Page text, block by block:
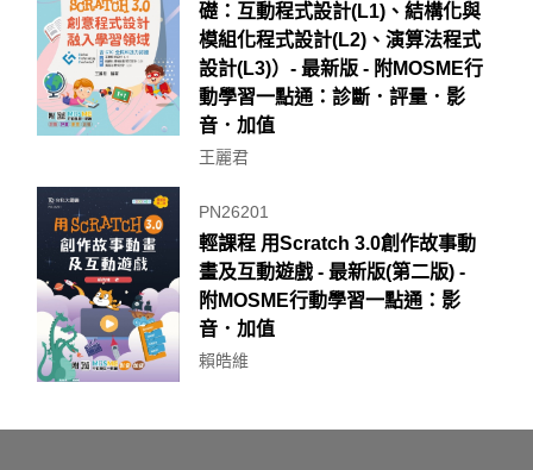
礎：互動程式設計(L1)、結構化與
模組化程式設計(L2)、演算法程式
設計(L3)）- 最新版 - 附MOSME行
動學習一點通：診斷．評量．影
音．加值
王麗君
PN26201
輕課程 用Scratch 3.0創作故事動
畫及互動遊戲 - 最新版(第二版) -
附MOSME行動學習一點通：影
音．加值
賴皓維